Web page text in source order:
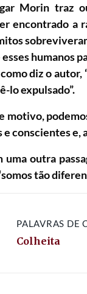
Morin traz
encontrado a
humanos
diz o
lo expulsado”.
motivo,
conscientes e,
uma outra
tão
PALAVRAS DE
Colheita